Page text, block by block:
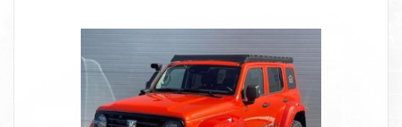
Количество опор: 8
Багажник экспедиционный STC Nissan Patrol Y61
(Шторка)